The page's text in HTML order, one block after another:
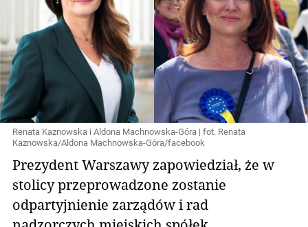
Renata Kaznowska i Aldona Machnowska-Góra | fot. Renata
Kaznowska/Aldona Machnowska-Góra/facebook
Prezydent Warszawy zapowiedział, że w
stolicy przeprowadzone zostanie
odpartyjnienie zarządów i rad